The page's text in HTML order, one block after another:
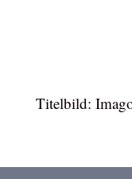
Titelbild: